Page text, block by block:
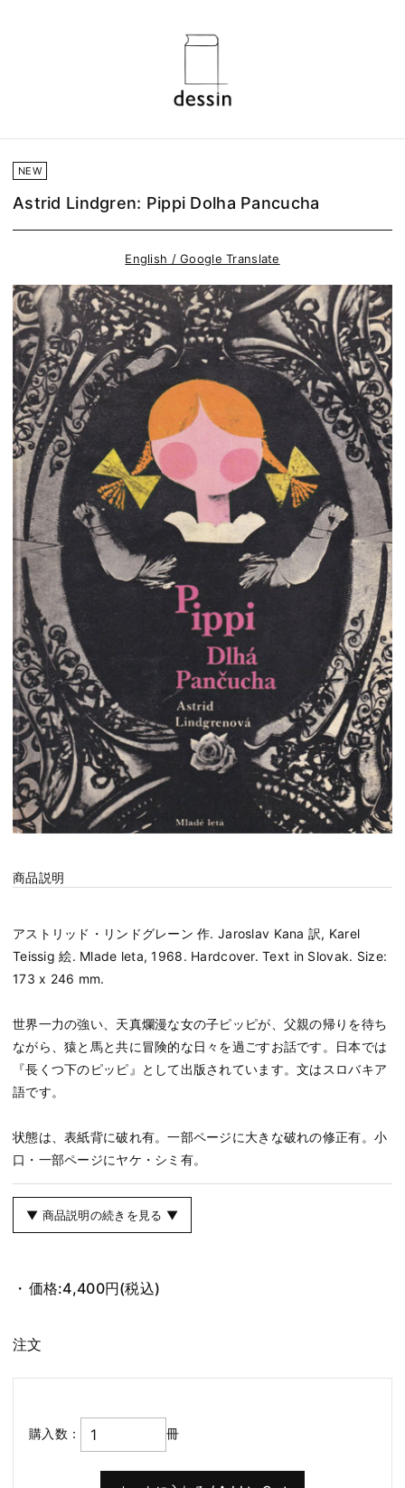
NEW
Astrid Lindgren: Pippi Dolha Pancucha
English / Google Translate
商品説明
アストリッド・リンドグレーン 作. Jaroslav Kana 訳, Karel
Teissig 絵. Mlade leta, 1968. Hardcover. Text in Slovak. Size:
173 x 246 mm.
世界一力の強い、天真爛漫な女の子ピッピが、父親の帰りを待ち
ながら、猿と馬と共に冒険的な日々を過ごすお話です。日本では
『長くつ下のピッピ』として出版されています。文はスロバキア
語です。
状態は、表紙背に破れ有。一部ページに大きな破れの修正有。小
口・一部ページにヤケ・シミ有。
▼ 商品説明の続きを見る ▼
価格:4,400円(税込)
注文
購入数： 冊